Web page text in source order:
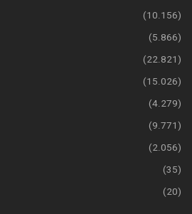
(10.156)
(5.866)
(22.821)
(15.026)
(4.279)
(9.771)
(2.056)
(35)
(20)